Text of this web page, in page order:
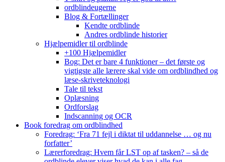
ordblindeugerne
Blog & Fortællinger
Kendte ordblinde
Andres ordblinde historier
Hjælpemidler til ordblinde
+100 Hjælpemidler
Bog: Det er bare 4 funktioner – det første og
vigtigste alle lærere skal vide om ordblindhed og
læse-skriveteknologi
Tale til tekst
Oplæsning
Ordforslag
Indscanning og OCR
Book foredrag om ordblindhed
Foredrag: ‘Fra 71 fejl i diktat til uddannelse … og nu
forfatter’
Lærerforedrag: Hvem får LST op af tasken? – så de